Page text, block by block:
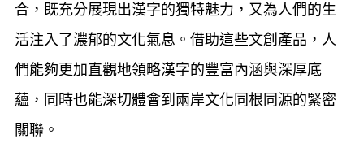
合，既充分展現出漢字的獨特魅力，又為人們的生
活注入了濃郁的文化氣息。借助這些文創產品，人
們能夠更加直觀地領略漢字的豐富內涵與深厚底
蘊，同時也能深切體會到兩岸文化同根同源的緊密
關聯。